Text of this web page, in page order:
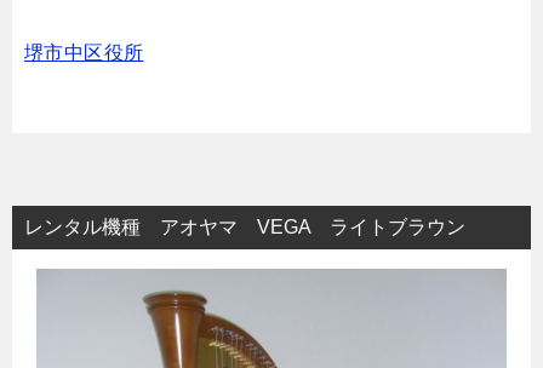
堺市中区役所
レンタル機種 アオヤマ VEGA ライトブラウン